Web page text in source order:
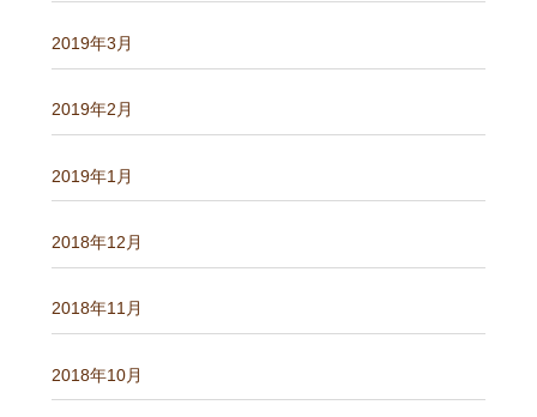
2019年3月
2019年2月
2019年1月
2018年12月
2018年11月
2018年10月